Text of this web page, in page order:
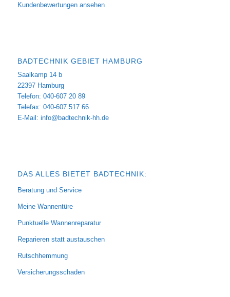
Kundenbewertungen ansehen
BADTECHNIK GEBIET HAMBURG
Saalkamp 14 b
22397 Hamburg
Telefon: 040-607 20 89
Telefax: 040-607 517 66
E-Mail: info@badtechnik-hh.de
DAS ALLES BIETET BADTECHNIK:
Beratung und Service
Meine Wannentüre
Punktuelle Wannenreparatur
Reparieren statt austauschen
Rutschhemmung
Versicherungsschaden